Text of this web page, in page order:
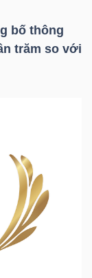
bố thông
trăm so với